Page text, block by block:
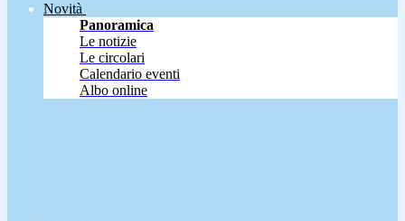
Novità
Panoramica
Le notizie
Le circolari
Calendario eventi
Albo online